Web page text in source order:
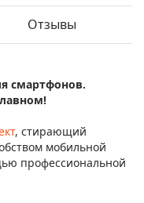
Отзывы
смартфонов.
, стирающий
мобильной
профессиональной